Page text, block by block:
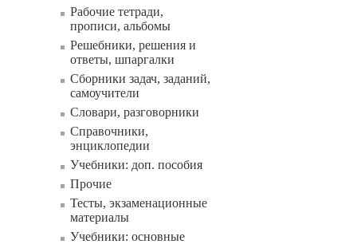
Рабочие тетради,
прописи, альбомы
Решебники, решения и
ответы, шпаргалки
Сборники задач, заданий,
самоучители
Словари, разговорники
Справочники,
энциклопедии
Учебники: доп. пособия
Прочие
Тесты, экзаменационные
материалы
Учебники: основные